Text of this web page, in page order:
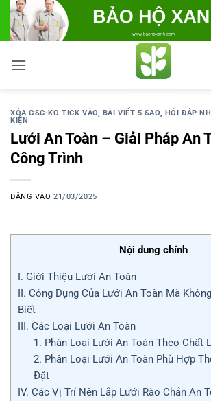
Bỏ
qua
nội
dung
XÓA GSC-KO TICK VÀO, BÀI VIẾT 5 SAO, HỎI ĐÁP
KIỆN
Lưới An Toàn – Giải Pháp An
Công Trình
ĐĂNG VÀO21/03/2025
Nội dung chính
I. Giới Thiệu Lưới An Toàn
II. Công Dụng Của Lưới An Toàn Mà
Biết
III. Các Loại Lưới An Toàn
1. Phân Loại Lưới An Toàn Theo Chất
2. Phân Loại Lưới An Toàn Phù Hợp
Đặt
IV. Các Vị Trí Nên Lắp Lưới Rào Chắn An